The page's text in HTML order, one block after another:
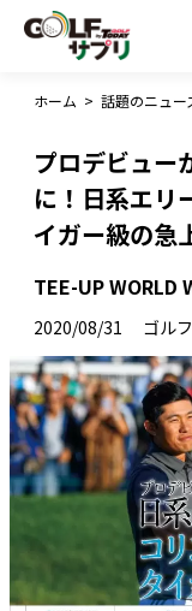
ホーム > 話題のニュー
プロデビュー
に！日系エリ
イガー級の急
TEE-UP WORLD
2020/08/31 ゴル